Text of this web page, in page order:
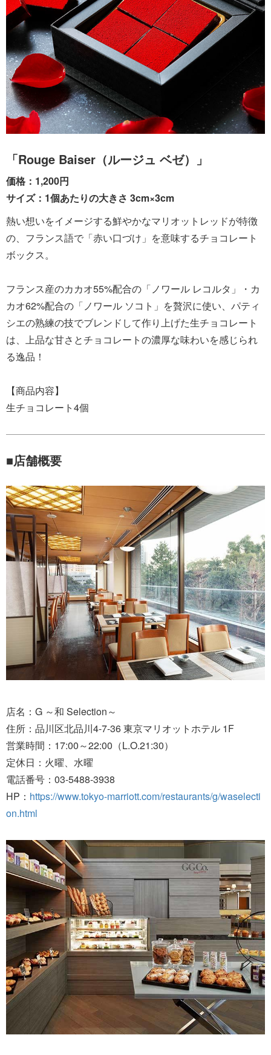
「Rouge Baiser（ルージュ ベゼ）」
価格：1,200円
サイズ：1個あたりの大きさ 3cm×3cm
熱い想いをイメージする鮮やかなマリオットレッドが特徴
の、フランス語で「赤い口づけ」を意味するチョコレート
ボックス。
フランス産のカカオ55%配合の「ノワール レコルタ」・カ
カオ62%配合の「ノワール ソコト」を贅沢に使い、パティ
シエの熟練の技でブレンドして作り上げた生チョコレート
は、上品な甘さとチョコレートの濃厚な味わいを感じられ
る逸品！
【商品内容】
生チョコレート4個
■店舗概要
店名：G ～和 Selection～
住所：品川区北品川4-7-36 東京マリオットホテル 1F
営業時間：17:00～22:00（L.O.21:30）
定休日：火曜、水曜
電話番号：03-5488-3938
HP： https://www.tokyo-marriott.com/restaurants/g/waselecti
on.html